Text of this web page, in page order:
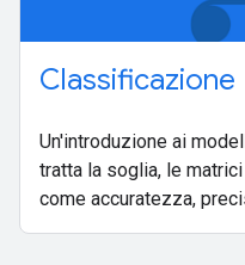
Classificazione
Un'introduzione ai
tratta la soglia, le
come accuratezza,